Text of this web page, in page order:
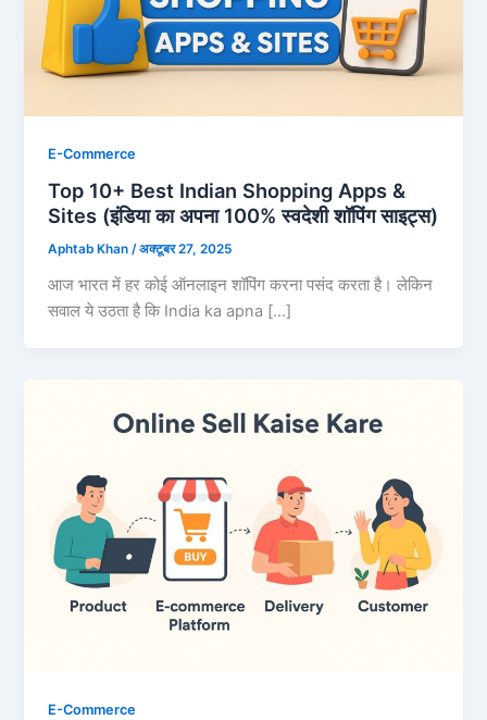
E-Commerce
Top 10+ Best Indian Shopping Apps &
Sites (इंडिया का अपना 100% स्वदेशी शॉपिंग साइट्स)
Aphtab Khan/अक्टूबर 27, 2025
आज भारत में हर कोई ऑनलाइन शॉपिंग करना पसंद करता है। लेकिन
सवाल ये उठता है कि India ka apna […]
E-Commerce